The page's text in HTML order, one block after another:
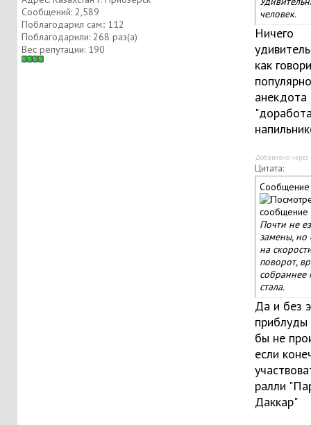
Сообщений: 2,589
Поблагодарил сам:: 112
Поблагодарили: 268 раз(а)
Вес репутации: 190
человек.
Ничего
как
анекдота
Добавлено
Цитата:
Почти не
замены, но
на
поворот,
собраннее
стала.
Да и без
приблуды
бы не
если
ралли
Даккар"